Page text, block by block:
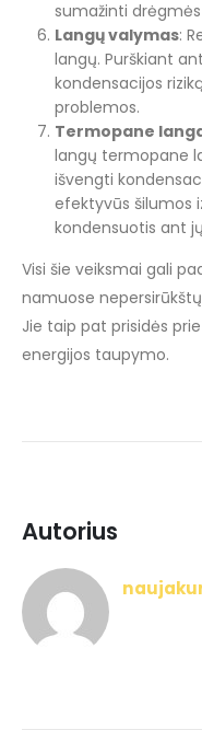
sumažinti
Langų valymas:
langų. Purškiant
kondensacijos
problemos.
Termopane
langų termopane
išvengti
efektyvūs šilumos
kondensuotis ant
Visi šie veiksmai gali
namuose
Jie taip pat prisidės
energijos taupymo.
Autorius